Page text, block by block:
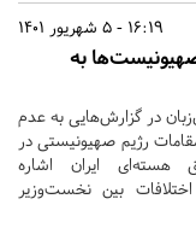
16:19 - 5 شهریور 1401
به
در گزارش‌هایی به عدم
رژیم صهیونیستی در
ایران اشاره
بین نخست‌وزیر